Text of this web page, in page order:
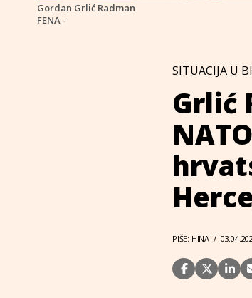
Gordan Grlić Radman
FENA -
SITUACIJA U
Grlić
PIŠE: HINA /